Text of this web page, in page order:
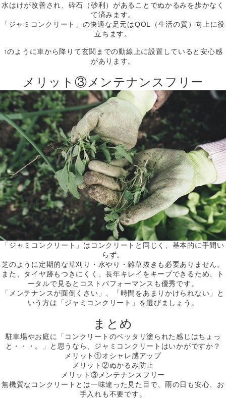
水はけが改善され、砕石（砂利）があることでぬかるみを歩かなく
て済みます。
「ジャミコンクリート」の快適な足元はQOL（生活の質）向上に役
立ちます。
↑のように車から降りて玄関までの動線上に設置していると安心感
があります。
メリット③メンテナンスフリー
「ジャミコンクリート」はコンクリートと同じく、基本的に手間い
らず。
芝のように定期的な草刈り・水やり・雑草抜きも必要ありません。
また、タイヤ跡もつきにくく、長年キレイをキープできるため、ト
ータルで見るとコストパフォーマンスも優秀です。
「メンテナンスが面倒くさい」、「時間をあまりかけられない」と
いう方は「ジャミコンクリート」を選びましょう。
まとめ
駐車場やお庭に「コンクリートのベッタリ塗られた感じはちょっ
と・・・。」と思うなら、ジャミコンクリートはいかがですか？
メリット①オシャレ感アップ
メリット②ぬかるみ防止
メリット③メンテナンスフリー
無機質なコンクリートとは一味違った見た目で、雨の日も安心、お
手入れも不要です。